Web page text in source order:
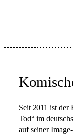
Seit 2011 ist der
Tod“ im
auf seiner